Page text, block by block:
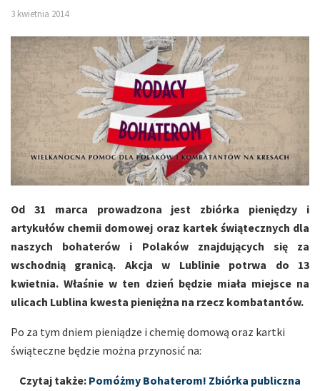
3 kwietnia 2014
Od 31 marca prowadzona jest zbiórka pieniędzy i
artykułów chemii domowej oraz kartek świątecznych dla
naszych bohaterów i Polaków znajdujących się za
wschodnią granicą. Akcja w Lublinie potrwa do 13
kwietnia. Właśnie w ten dzień będzie miała miejsce na
ulicach Lublina kwesta pieniężna na rzecz kombatantów.
Po za tym dniem pieniądze i chemię domową oraz kartki
świąteczne będzie można przynosić na:
Czytaj także: Pomóżmy Bohaterom! Zbiórka publiczna